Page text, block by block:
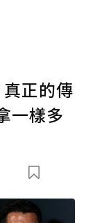
正的傳
一樣多